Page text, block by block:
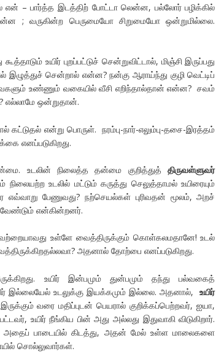
என் – பார்த்த இடத்திற் போட்டா லென்ன, பல்லோர் பழிக்கில்
; வருகின்ற பெருமையோ சிறுமையோ ஒன்றுமில்லை.
உயிர் புறப்பட்டுச் சென்றுவிட்டால், மிஞ்சி இருப்பது
இழுத்துச் சென்றால் என்ன? நன்கு ஆராய்ந்து குழி வெட்டிப்
உண்ணும் வகையில் வீசி எறிந்தால்தான் என்ன? சவம்
எல்லாமே ஒன்றுதான்.
கட்டுதல் என்று பொருள். நரம்பு-நார்-எலும்பு-தசை-இரத்தம்
எனப்படுகிறது.
உடலின் நிலைத்த தன்மை குறித்துத்திருவள்ளுவர்
உடலில் மட்டும் கருத்து செலுத்தாமல் உயிரையும்
பேணுவது? நற்செயல்கள் புரிவதன் மூலம், அறச்
என்கின்றனர்.
உள்ளே வைத்திருக்கும் கொள்கலமதானே! உடல்
அதனால் தோற்பை எனப்படுகிறது.
உயிர் இன்பமும் துன்பமும் தந்து பல்வகைத்
இல்லையேல் உடலுக்கு இயக்கமும் இல்லை. அதனால்,உயிர்
இருக்கும் வரை மதிப்புடன் பெயரால் குறிக்கப்பெற்றவர், ஐயா,
உயிர் நீங்கிய பின் அது அல்லது இதுவாகி விடுகிறார்.
அதைப் பாடையில் கிடத்து, அதன் மேல் உள்ள மாலைகளை
சொல்லுவார்கள்.